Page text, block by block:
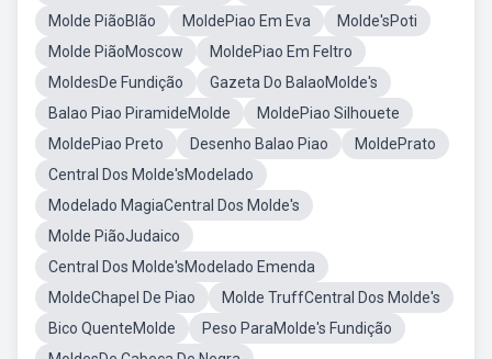
Molde PiãoBlão
MoldePiao Em Eva
Molde'sPoti
Molde PiãoMoscow
MoldePiao Em Feltro
MoldesDe Fundição
Gazeta Do BalaoMolde's
Balao Piao PiramideMolde
MoldePiao Silhouete
MoldePiao Preto
Desenho Balao Piao
MoldePrato
Central Dos Molde'sModelado
Modelado MagiaCentral Dos Molde's
Molde PiãoJudaico
Central Dos Molde'sModelado Emenda
MoldeChapel De Piao
Molde TruffCentral Dos Molde's
Bico QuenteMolde
Peso ParaMolde's Fundição